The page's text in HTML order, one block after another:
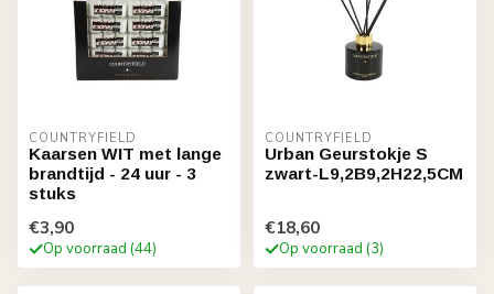
COUNTRYFIELD
Kaarsen WIT met lange
brandtijd - 24 uur - 3
stuks
€3,90
Op voorraad (44)
COUNTRYFIELD
Urban Geurstokje S
zwart-L9,2B9,2H22,5CM
€18,60
Op voorraad (3)